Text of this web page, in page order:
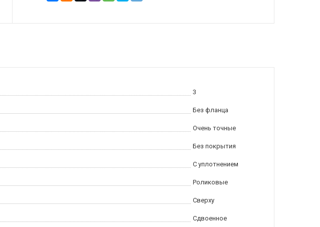
3
Без фланца
Очень точные
Без покрытия
С уплотнением
Роликовые
Сверху
Сдвоенное